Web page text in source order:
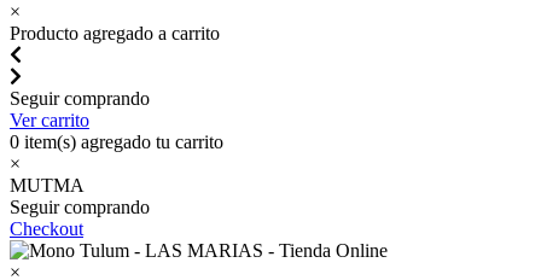
×
Producto agregado a carrito
Seguir comprando
Ver carrito
0 item(s) agregado tu carrito
×
MUTMA
Seguir comprando
Checkout
×